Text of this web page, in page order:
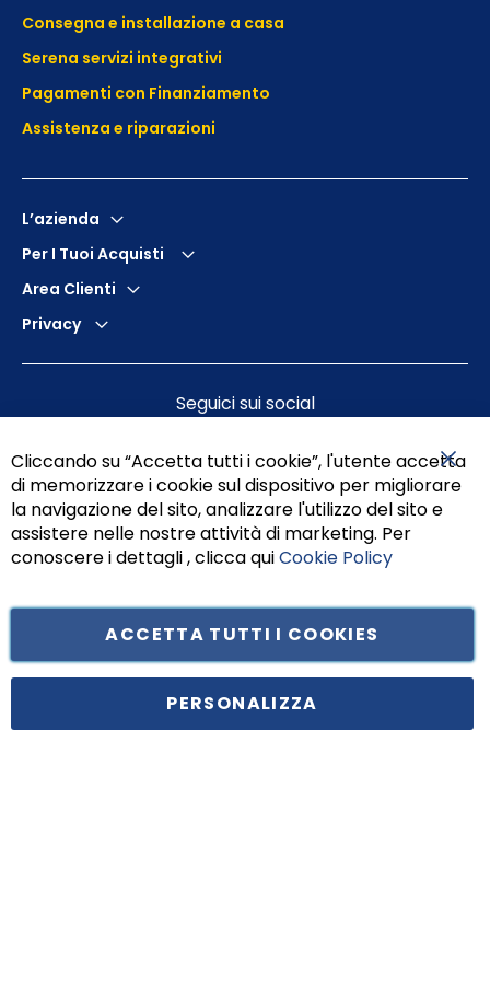
Consegna e installazione a casa
Serena servizi integrativi
Pagamenti con Finanziamento
Assistenza e riparazioni
L’azienda
Per I Tuoi Acquisti
Area Clienti
Privacy
Seguici sui social
Principe di Piemonte 199, cap. 80026 Casoria (NA) - C.F. 05834470634 -
Cliccando su “Accetta tutti i cookie”, l'utente accetta
di memorizzare i cookie sul dispositivo per migliorare
la navigazione del sito, analizzare l'utilizzo del sito e
assistere nelle nostre attività di marketing. Per
conoscere i dettagli , clicca quiCookie Policy
ACCETTA TUTTI I COOKIES
PERSONALIZZA